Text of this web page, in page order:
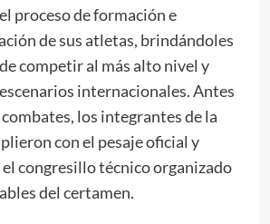
proceso de formación e
de sus atletas, brindándoles
competir al más alto nivel y
internacionales. Antes
los integrantes de la
con el pesaje oficial y
congresillo técnico organizado
del certamen.